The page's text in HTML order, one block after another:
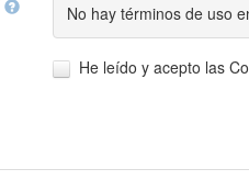
No hay términos de uso
He leído y acepto las